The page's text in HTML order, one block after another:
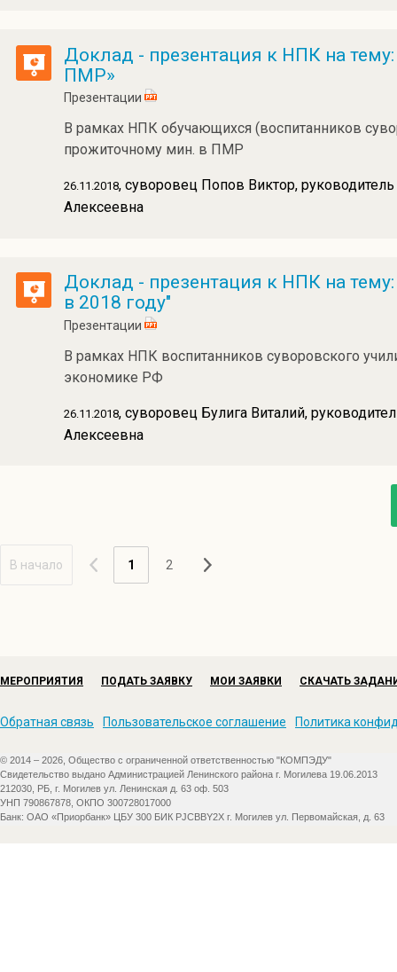
Доклад - презентация к НПК на
ПМР»
Презентации
В рамках НПК обучающихся (воспитанников
прожиточному мин. в ПМР
26.11.2018, суворовец Попов Виктор,
Алексеевна
Доклад - презентация к НПК на
в 2018 году"
Презентации
В рамках НПК воспитанников суворовского
экономике РФ
26.11.2018, суворовец Булига Виталий,
Алексеевна
В начало 1 2
МЕРОПРИЯТИЯ ПОДАТЬ ЗАЯВКУ МОИ ЗАЯВКИ СКАЧАТЬ
Обратная связь Пользовательское соглашение Политика
© 2014 – 2026, Общество с ограниченной ответственностью "КОМПЭДУ"
Свидетельство выдано Администрацией Ленинского района г. Могилева 19.06.2013
212030, РБ, г. Могилев ул. Ленинская д. 63 оф. 503
УНП 790867878, ОКПО 300728017000
Банк: ОАО «Приорбанк» ЦБУ 300 БИК PJCBBY2X г. Могилев ул. Первомайская, д. 63